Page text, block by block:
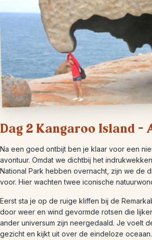
Dag 2 Kangaroo Island –
Na een goed ontbijt ben je klaar voor een
avontuur. Omdat we dichtbij het
National Park hebben overnacht, zijn we de
voor. Hier wachten twee iconische
Eerst sta je op de ruige kliffen bij de
door weer en wind gevormde rotsen die
ander universum zijn neergedaald. Je voelt
gezicht en kijkt uit over de eindeloze